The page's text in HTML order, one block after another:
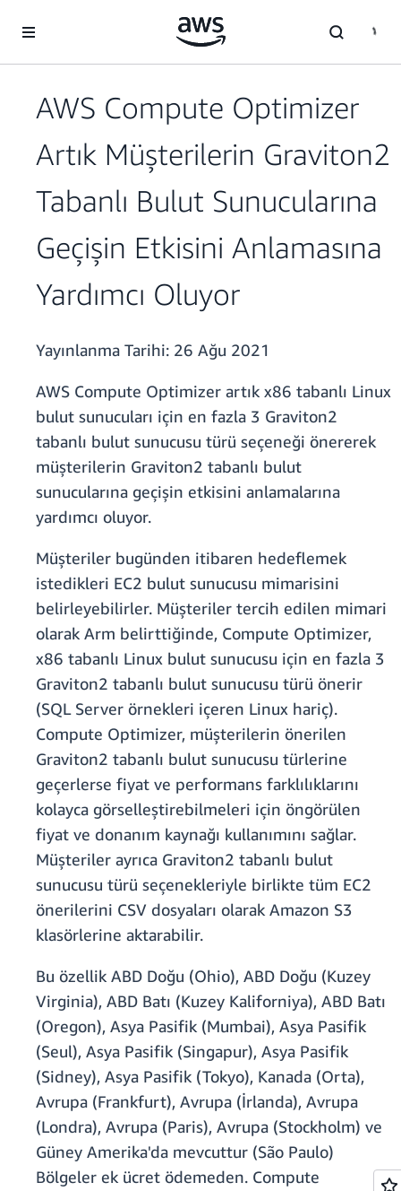
AWS Compute Optimizer
Artık Müşterilerin Graviton2
Tabanlı Bulut Sunucularına
Geçişin Etkisini Anlamasına
Yardımcı Oluyor
Yayınlanma Tarihi: 26 Ağu 2021
AWS Compute Optimizer artık x86 tabanlı Linux
bulut sunucuları için en fazla 3 Graviton2
tabanlı bulut sunucusu türü seçeneği önererek
müşterilerin Graviton2 tabanlı bulut
sunucularına geçişin etkisini anlamalarına
yardımcı oluyor.
Müşteriler bugünden itibaren hedeflemek
istedikleri EC2 bulut sunucusu mimarisini
belirleyebilirler. Müşteriler tercih edilen mimari
olarak Arm belirttiğinde, Compute Optimizer,
x86 tabanlı Linux bulut sunucusu için en fazla 3
Graviton2 tabanlı bulut sunucusu türü önerir
(SQL Server örnekleri içeren Linux hariç).
Compute Optimizer, müşterilerin önerilen
Graviton2 tabanlı bulut sunucusu türlerine
geçerlerse fiyat ve performans farklılıklarını
kolayca görselleştirebilmeleri için öngörülen
fiyat ve donanım kaynağı kullanımını sağlar.
Müşteriler ayrıca Graviton2 tabanlı bulut
sunucusu türü seçenekleriyle birlikte tüm EC2
önerilerini CSV dosyaları olarak Amazon S3
klasörlerine aktarabilir.
Bu özellik ABD Doğu (Ohio), ABD Doğu (Kuzey
Virginia), ABD Batı (Kuzey Kaliforniya), ABD Batı
(Oregon), Asya Pasifik (Mumbai), Asya Pasifik
(Seul), Asya Pasifik (Singapur), Asya Pasifik
(Sidney), Asya Pasifik (Tokyo), Kanada (Orta),
Avrupa (Frankfurt), Avrupa (İrlanda), Avrupa
(Londra), Avrupa (Paris), Avrupa (Stockholm) ve
Güney Amerika'da mevcuttur (São Paulo)
Bölgeler ek ücret ödemeden. Compute